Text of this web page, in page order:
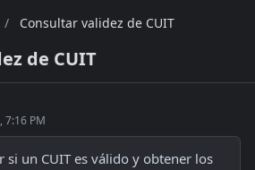
/ Consultar validez de CUIT
de CUIT
7:16 PM
si un CUIT es válido y obtener los